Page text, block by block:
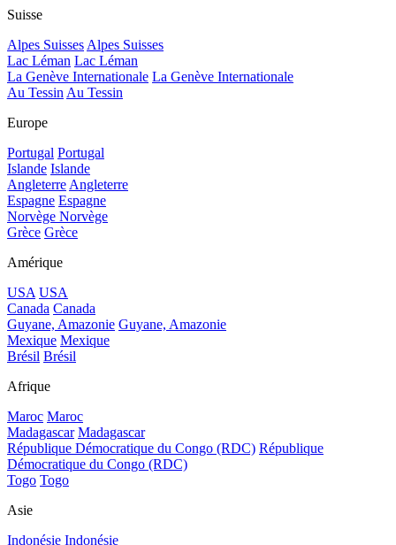
Suisse
Alpes Suisses Alpes Suisses
Lac Léman Lac Léman
La Genève Internationale La Genève Internationale
Au Tessin Au Tessin
Europe
Portugal Portugal
Islande Islande
Angleterre Angleterre
Espagne Espagne
Norvège Norvège
Grèce Grèce
Amérique
USA USA
Canada Canada
Guyane, Amazonie Guyane, Amazonie
Mexique Mexique
Brésil Brésil
Afrique
Maroc Maroc
Madagascar Madagascar
République Démocratique du Congo (RDC) République
Démocratique du Congo (RDC)
Togo Togo
Asie
Indonésie Indonésie